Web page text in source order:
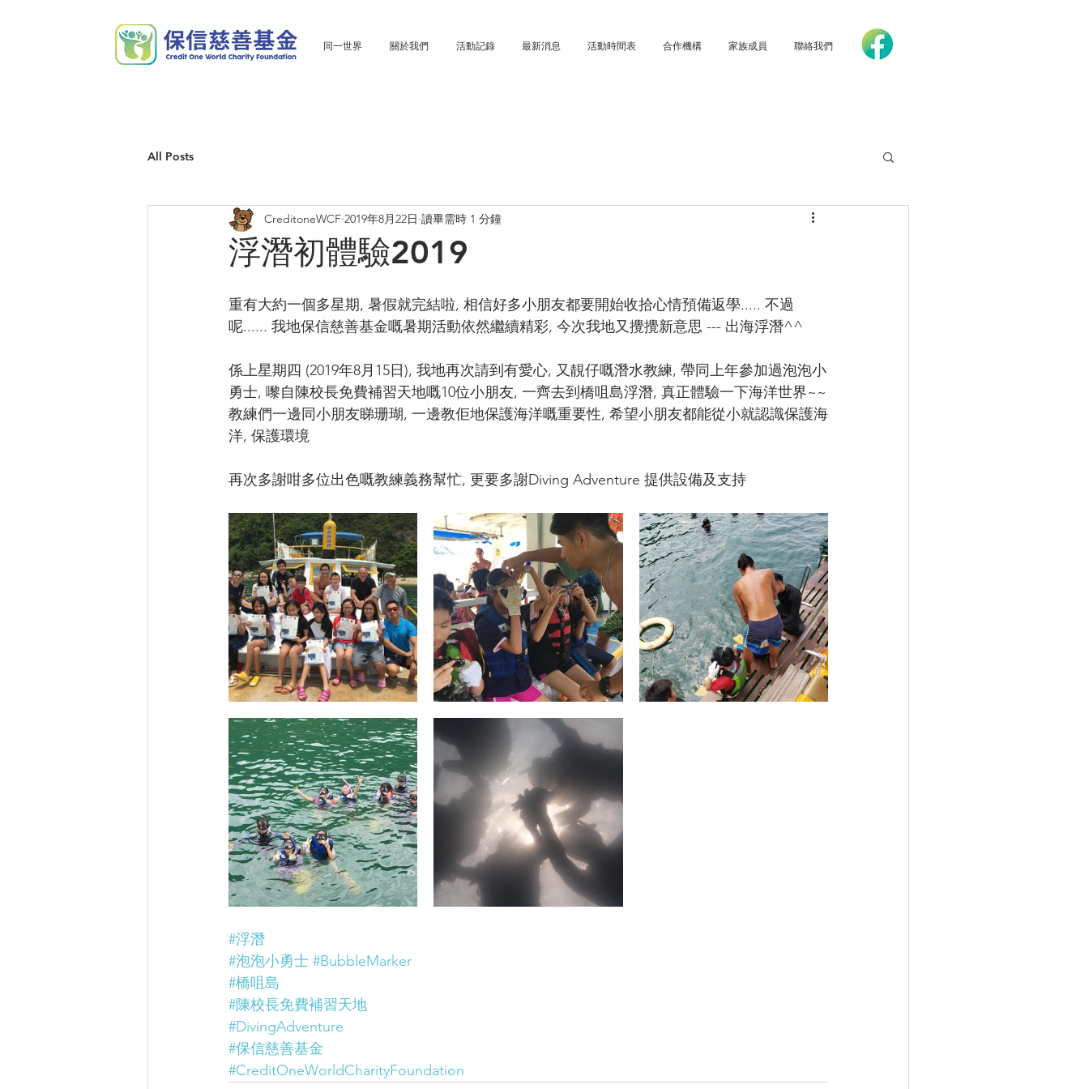
同一世界 關於我們 活動記錄 最新消息 活動時間表 合作機構 家族成員 聯絡我們
All Posts
浮潛初體驗2019
CreditoneWCF 2019年8月22日 讀畢需時 1 分鐘
重有大約一個多星期, 暑假就完結啦, 相信好多小朋友都要開始收拾心情預備返學..... 不過
呢...... 我地保信慈善基金嘅暑期活動依然繼續精彩, 今次我地又攪攪新意思 --- 出海浮潛^^
係上星期四 (2019年8月15日), 我地再次請到有愛心, 又靚仔嘅潛水教練, 帶同上年參加過泡泡小
勇士, 嚟自陳校長免費補習天地嘅10位小朋友, 一齊去到橋咀島浮潛, 真正體驗一下海洋世界~~
教練們一邊同小朋友睇珊瑚, 一邊教佢地保護海洋嘅重要性, 希望小朋友都能從小就認識保護海
洋, 保護環境
再次多謝咁多位出色嘅教練義務幫忙, 更要多謝Diving Adventure 提供設備及支持
#浮潛
#泡泡小勇士 #BubbleMarker
#橋咀島
#陳校長免費補習天地
#DivingAdventure
#保信慈善基金
#CreditOneWorldCharityFoundation